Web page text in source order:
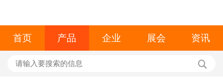
首页 产品 企业 展会 资讯